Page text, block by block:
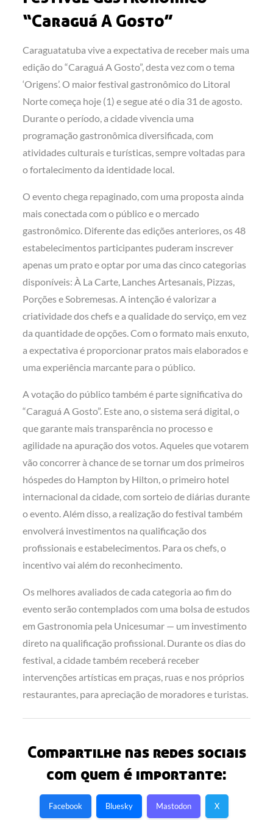
“Caraguá A Gosto”
Caraguatatuba vive a expectativa de receber mais uma
edição do “Caraguá A Gosto”, desta vez com o tema
‘Origens’. O maior festival gastronômico do Litoral
Norte começa hoje (1) e segue até o dia 31 de agosto.
Durante o período, a cidade vivencia uma
programação gastronômica diversificada, com
atividades culturais e turísticas, sempre voltadas para
o fortalecimento da identidade local.
O evento chega repaginado, com uma proposta ainda
mais conectada com o público e o mercado
gastronômico. Diferente das edições anteriores, os 48
estabelecimentos participantes puderam inscrever
apenas um prato e optar por uma das cinco categorias
disponíveis: À La Carte, Lanches Artesanais, Pizzas,
Porções e Sobremesas. A intenção é valorizar a
criatividade dos chefs e a qualidade do serviço, em vez
da quantidade de opções. Com o formato mais enxuto,
a expectativa é proporcionar pratos mais elaborados e
uma experiência marcante para o público.
A votação do público também é parte significativa do
“Caraguá A Gosto”. Este ano, o sistema será digital, o
que garante mais transparência no processo e
agilidade na apuração dos votos. Aqueles que votarem
vão concorrer à chance de se tornar um dos primeiros
hóspedes do Hampton by Hilton, o primeiro hotel
internacional da cidade, com sorteio de diárias durante
o evento. Além disso, a realização do festival também
envolverá investimentos na qualificação dos
profissionais e estabelecimentos. Para os chefs, o
incentivo vai além do reconhecimento.
Os melhores avaliados de cada categoria ao fim do
evento serão contemplados com uma bolsa de estudos
em Gastronomia pela Unicesumar — um investimento
direto na qualificação profissional. Durante os dias do
festival, a cidade também receberá receber
intervenções artísticas em praças, ruas e nos próprios
restaurantes, para apreciação de moradores e turistas.
Compartilhe nas redes sociais
com quem é importante:
Facebook Bluesky Mastodon X